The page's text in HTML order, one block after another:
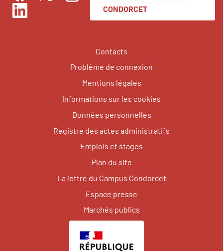
LinkedIn
CONDORCET
Contacts
Problème de connexion
Mentions légales
Informations sur les cookies
Données personnelles
Registre des actes administratifs
Emplois et stages
Plan du site
La lettre du Campus Condorcet
Espace presse
Marchés publics